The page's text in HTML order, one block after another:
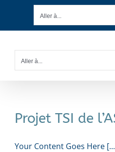
contenu
Aller à...
Aller à...
Projet TSI de
Your Content Goes Here